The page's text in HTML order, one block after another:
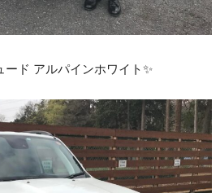
ド アルパインホワイト✨